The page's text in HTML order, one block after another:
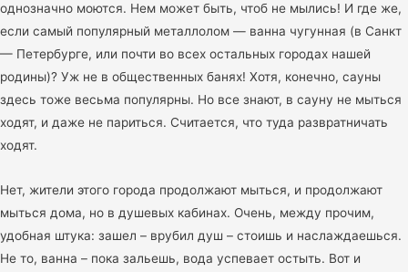
однозначно моются. Нем может быть, чтоб не мылись! И где же,
если самый популярный металлолом — ванна чугунная (в Санкт
— Петербурге, или почти во всех остальных городах нашей
родины)? Уж не в общественных банях! Хотя, конечно, сауны
здесь тоже весьма популярны. Но все знают, в сауну не мыться
ходят, и даже не париться. Считается, что туда развратничать
ходят.
Нет, жители этого города продолжают мыться, и продолжают
мыться дома, но в душевых кабинах. Очень, между прочим,
удобная штука: зашел – врубил душ – стоишь и наслаждаешься.
Не то, ванна – пока зальешь, вода успевает остыть. Вот и